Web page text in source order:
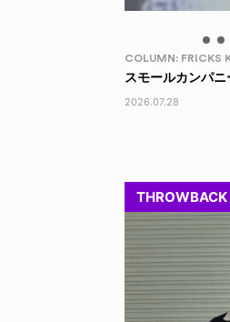
LIFE HACK
150 WALLET
2026.07.28
THROWBACK